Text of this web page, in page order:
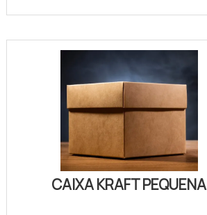
CAIXA KRAFT PEQUENA